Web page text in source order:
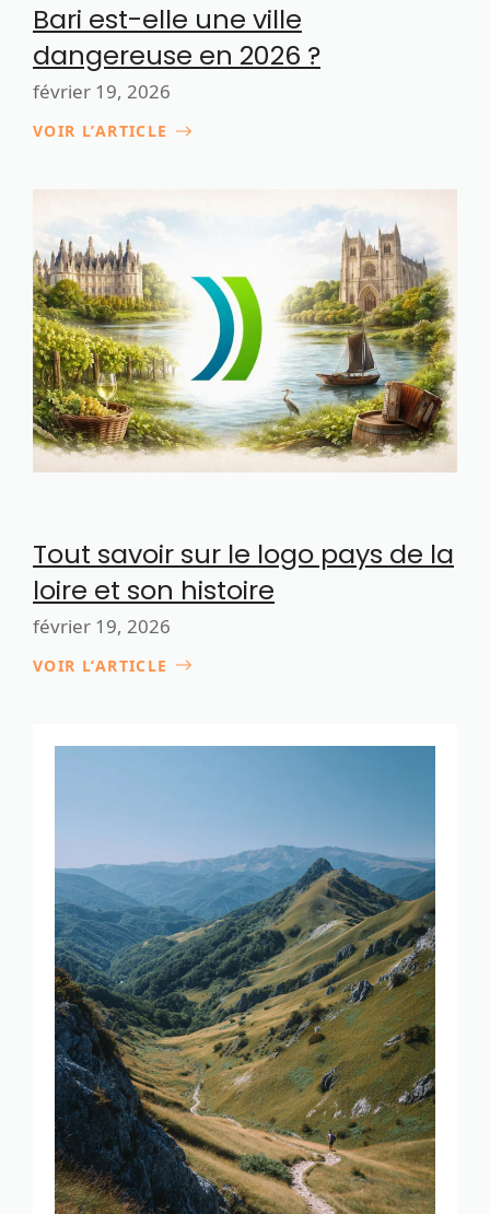
Bari est-elle une ville
dangereuse en 2026 ?
février 19, 2026
VOIR L’ARTICLE
Tout savoir sur le logo pays de la
loire et son histoire
février 19, 2026
VOIR L’ARTICLE